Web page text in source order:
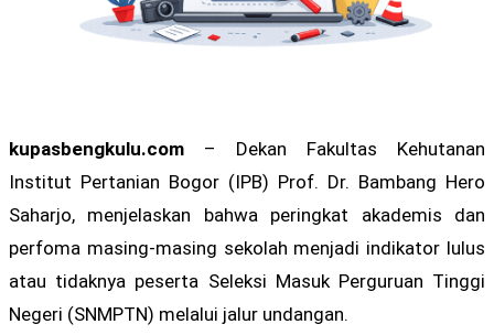
kupasbengkulu.com – Dekan Fakultas Kehutanan
Institut Pertanian Bogor (IPB) Prof. Dr. Bambang Hero
Saharjo, menjelaskan bahwa peringkat akademis dan
perfoma masing-masing sekolah menjadi indikator lulus
atau tidaknya peserta Seleksi Masuk Perguruan Tinggi
Negeri (SNMPTN) melalui jalur undangan.